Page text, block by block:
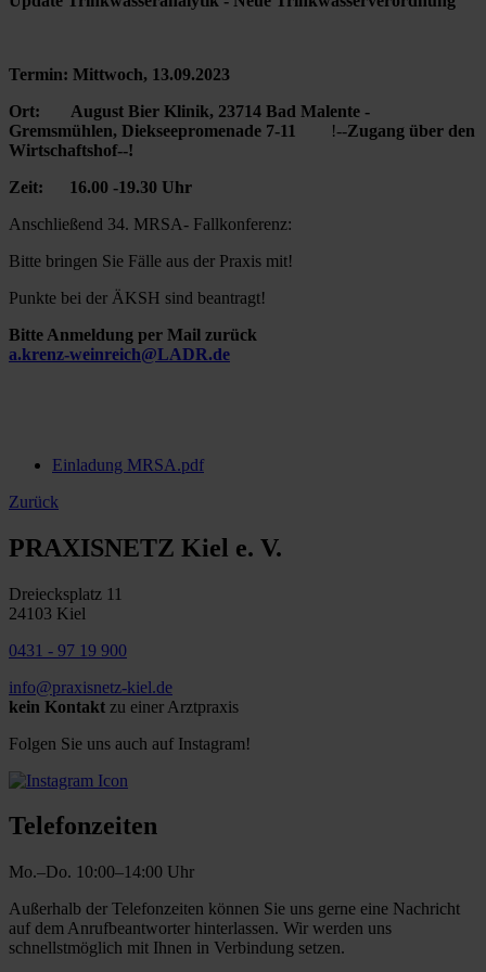
Termin: Mittwoch, 13.09.2023
Ort: August Bier Klinik, 23714 Bad Malente -
Gremsmühlen, Diekseepromenade 7-11
!--Zugang über den
Wirtschaftshof--!
Zeit: 16.00 -19.30 Uhr
Anschließend 34. MRSA- Fallkonferenz:
Bitte bringen Sie Fälle aus der Praxis mit!
Punkte bei der ÄKSH sind beantragt!
Bitte Anmeldung per Mail zurück
a.krenz-weinreich@LADR.de
Einladung MRSA.pdf
Zurück
PRAXISNETZ Kiel e. V.
Dreiecksplatz 11
24103 Kiel
0431 - 97 19 900
info@praxisnetz-kiel.de
kein Kontakt zu einer Arztpraxis
Folgen Sie uns auch auf Instagram!
Telefonzeiten
Mo.–Do. 10:00–14:00 Uhr
Außerhalb der Telefonzeiten können Sie uns gerne eine Nachricht
auf dem Anrufbeantworter hinterlassen. Wir werden uns
schnellstmöglich mit Ihnen in Verbindung setzen.